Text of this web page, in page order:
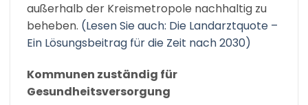
außerhalb der Kreismetropole nachhaltig zu
beheben. (Lesen Sie auch: Die Landarztquote –
Ein Lösungsbeitrag für die Zeit nach 2030)
Kommunen zuständig für
Gesundheitsversorgung